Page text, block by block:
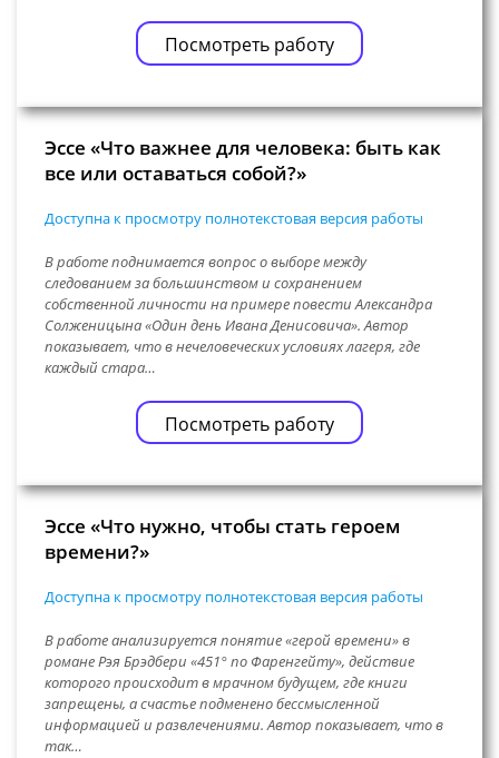
Посмотреть работу
Эссе «Что важнее для человека: быть как
все или оставаться собой?»
Доступна к просмотру полнотекстовая версия работы
В работе поднимается вопрос о выборе между
следованием за большинством и сохранением
собственной личности на примере повести Александра
Солженицына «Один день Ивана Денисовича». Автор
показывает, что в нечеловеческих условиях лагеря, где
каждый стара…
Посмотреть работу
Эссе «Что нужно, чтобы стать героем
времени?»
Доступна к просмотру полнотекстовая версия работы
В работе анализируется понятие «герой времени» в
романе Рэя Брэдбери «451° по Фаренгейту», действие
которого происходит в мрачном будущем, где книги
запрещены, а счастье подменено бессмысленной
информацией и развлечениями. Автор показывает, что в
так…